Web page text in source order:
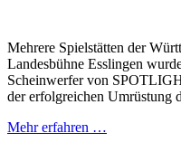
Mehrere Spielstätten der
Landesbühne Esslingen
Scheinwerfer von
der erfolgreichen Umrüstung
Mehr erfahren …